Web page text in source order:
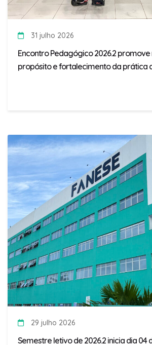
31 julho 2026
Encontro Pedagógico 2026.2
propósito e fortalecimento da prática
29 julho 2026
Semestre letivo de 2026.2 inicia dia 04